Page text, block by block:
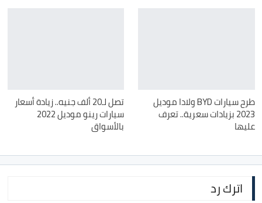
طرح سيارات BYD ولادا موديل
2023 بزيادات سعرية.. تعرف
عليها
تصل لـ20 ألف جنيه.. زيادة أسعار
سيارات رينو موديل 2022
بالأسواق
اترك رد